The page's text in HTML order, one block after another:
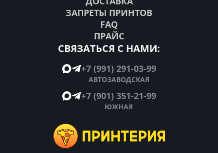
СВЯЗАТЬСЯ С НАМИ:
+7 (991) 291-03-99
АВТОЗАВОДСКАЯ
+7 (901) 351-21-99
ЮЖНАЯ
ЗАПРЕТЫ ПРИНТОВ
FAQ
ПРАЙС